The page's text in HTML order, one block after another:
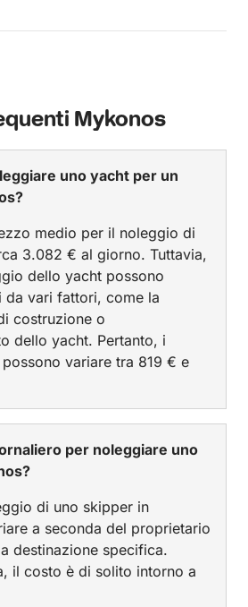
per rendere
a Mykonos sicuramente ci
Mykonos
uno yacht per un
medio per il noleggio di
3.082 € al giorno. Tuttavia,
dello yacht possono
da vari fattori, come la
costruzione o
dello yacht. Pertanto, i
variare tra 819 € e
per noleggiare uno
di uno skipper in
a seconda del proprietario
destinazione specifica.
il costo è di solito intorno a